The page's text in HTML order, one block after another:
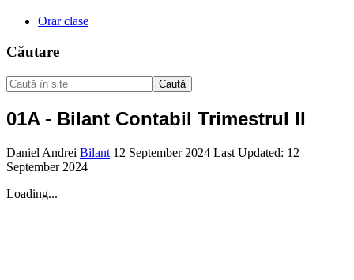
Orar clase
Căutare
Caută
01A - Bilant Contabil Trimestrul II
Daniel Andrei Bilant 12 September 2024 Last Updated: 12
September 2024
Loading...